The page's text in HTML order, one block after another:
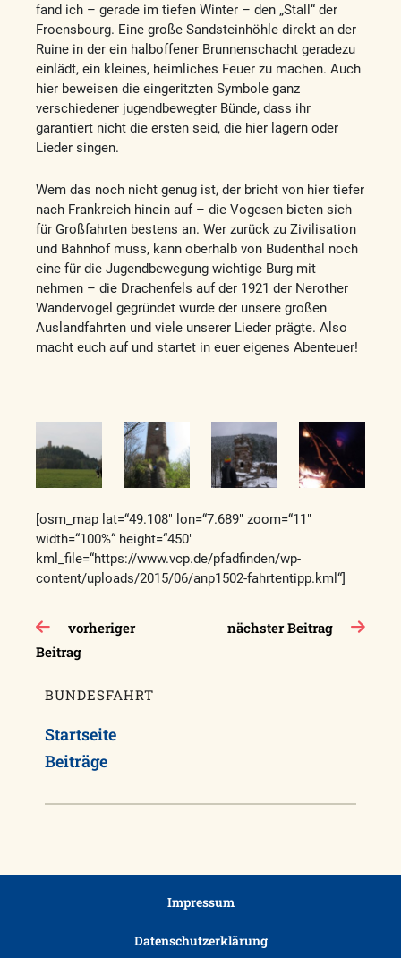
fand ich – gerade im tiefen Winter – den „Stall“ der
Froensbourg. Eine große Sandsteinhöhle direkt an der
Ruine in der ein halboffener Brunnenschacht geradezu
einlädt, ein kleines, heimliches Feuer zu machen. Auch
hier beweisen die eingeritzten Symbole ganz
verschiedener jugendbewegter Bünde, dass ihr
garantiert nicht die ersten seid, die hier lagern oder
Lieder singen.
Wem das noch nicht genug ist, der bricht von hier tiefer
nach Frankreich hinein auf – die Vogesen bieten sich
für Großfahrten bestens an. Wer zurück zu Zivilisation
und Bahnhof muss, kann oberhalb von Budenthal noch
eine für die Jugendbewegung wichtige Burg mit
nehmen – die Drachenfels auf der 1921 der Nerother
Wandervogel gegründet wurde der unsere großen
Auslandfahrten und viele unserer Lieder prägte. Also
macht euch auf und startet in euer eigenes Abenteuer!
[osm_map lat=“49.108″ lon=“7.689″ zoom=“11″
width=“100%“ height=“450″
kml_file=“https://www.vcp.de/pfadfinden/wp-
content/uploads/2015/06/anp1502-fahrtentipp.kml“]
Beitragsnavigation
vorheriger
Beitrag
nächster Beitrag
BUNDESFAHRT
Startseite
Beiträge
Impressum
Datenschutzerklärung